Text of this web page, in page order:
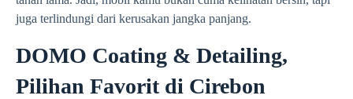
juga terlindungi dari kerusakan jangka panjang.
DOMO Coating & Detailing,
Pilihan Favorit di Cirebon